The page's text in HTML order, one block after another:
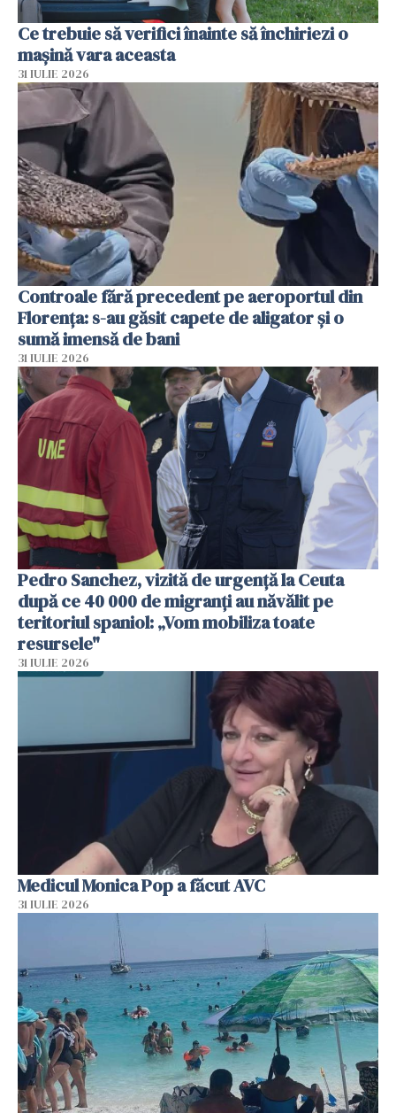
Ce trebuie să verifici înainte să închiriezi o
mașină vara aceasta
31 IULIE 2026
Controale fără precedent pe aeroportul din
Florența: s-au găsit capete de aligator și o
sumă imensă de bani
31 IULIE 2026
Pedro Sanchez, vizită de urgență la Ceuta
după ce 40 000 de migranți au năvălit pe
teritoriul spaniol: „Vom mobiliza toate
resursele"
31 IULIE 2026
Medicul Monica Pop a făcut AVC
31 IULIE 2026